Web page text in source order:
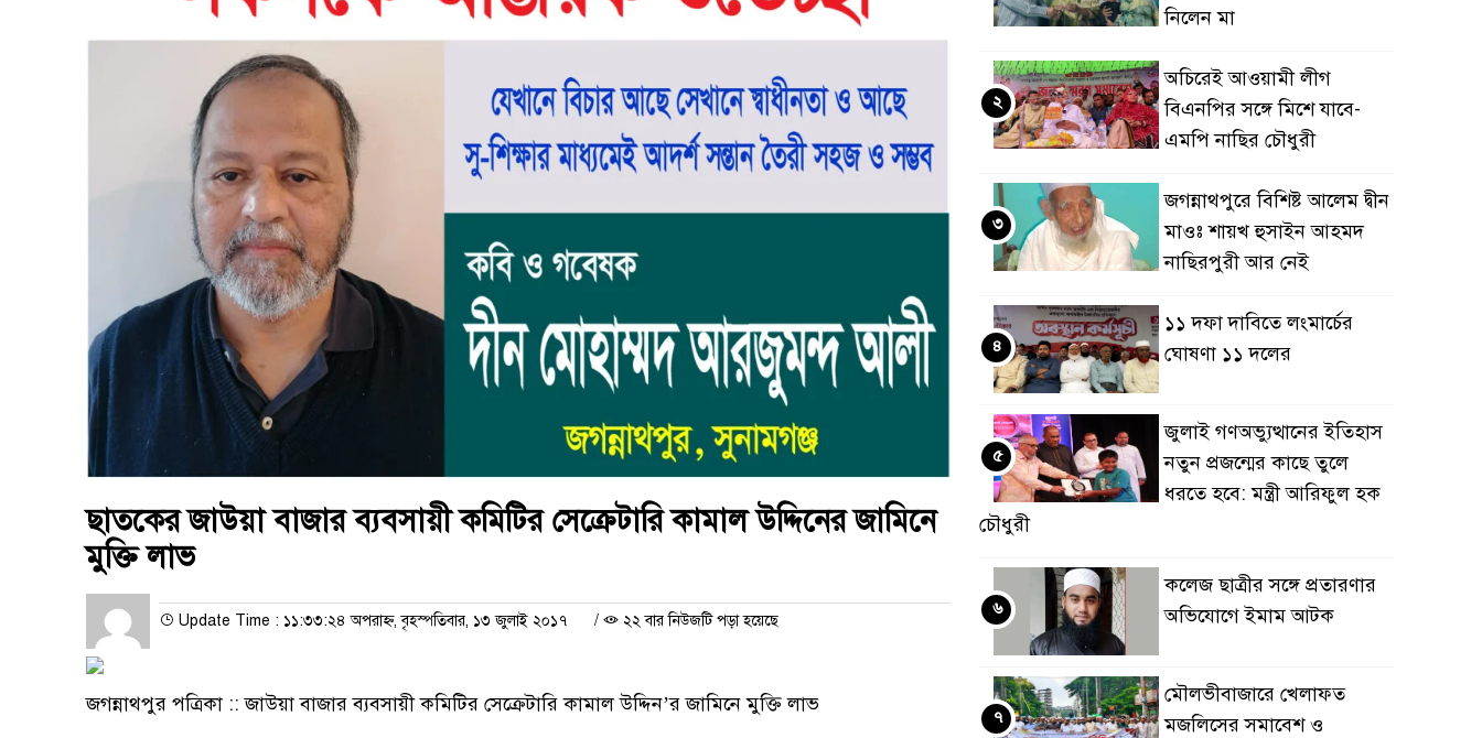
ছাতকের জাউয়া বাজার ব্যবসায়ী কমিটির সেক্রেটারি কামাল উদ্দিনের জামিনে
মুক্তি লাভ
Update Time : ১১:৩৩:২৪ অপরাহ্ন, বৃহস্পতিবার, ১৩ জুলাই ২০১৭ / ২২ বার নিউজটি পড়া হয়েছে
জগন্নাথপুর পত্রিকা :: জাউয়া বাজার ব্যবসায়ী কমিটির সেক্রেটারি কামাল উদ্দিন’র জামিনে মুক্তি লাভ
নিলেন মা
অচিরেই আওয়ামী লীগ
বিএনপির সঙ্গে মিশে যাবে-
এমপি নাছির চৌধুরী
২
জগন্নাথপুরে বিশিষ্ট আলেম দ্বীন
মাওঃ শায়খ হুসাইন আহমদ
নাছিরপুরী আর নেই
৩
১১ দফা দাবিতে লংমার্চের
ঘোষণা ১১ দলের
৪
জুলাই গণঅভ্যুত্থানের ইতিহাস
নতুন প্রজন্মের কাছে তুলে
ধরতে হবে: মন্ত্রী আরিফুল হক
চৌধুরী
৫
কলেজ ছাত্রীর সঙ্গে প্রতারণার
অভিযোগে ইমাম আটক
৬
মৌলভীবাজারে খেলাফত
মজলিসের সমাবেশ ও
৭